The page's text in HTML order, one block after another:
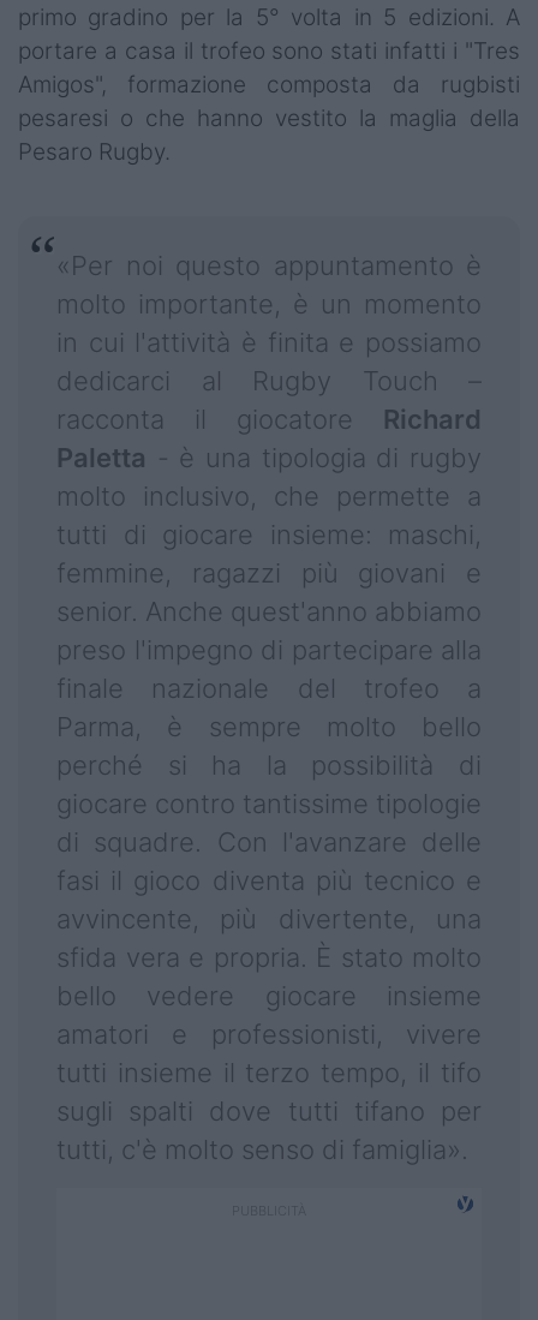
primo gradino per la 5° volta in 5 edizioni. A
portare a casa il trofeo sono stati infatti i "Tres
Amigos", formazione composta da rugbisti
pesaresi o che hanno vestito la maglia della
Pesaro Rugby.
«Per noi questo appuntamento è
molto importante, è un momento
in cui l'attività è finita e possiamo
dedicarci al Rugby Touch –
racconta il giocatore Richard
Paletta - è una tipologia di rugby
molto inclusivo, che permette a
tutti di giocare insieme: maschi,
femmine, ragazzi più giovani e
senior. Anche quest'anno abbiamo
preso l'impegno di partecipare alla
finale nazionale del trofeo a
Parma, è sempre molto bello
perché si ha la possibilità di
giocare contro tantissime tipologie
di squadre. Con l'avanzare delle
fasi il gioco diventa più tecnico e
avvincente, più divertente, una
sfida vera e propria. È stato molto
bello vedere giocare insieme
amatori e professionisti, vivere
tutti insieme il terzo tempo, il tifo
sugli spalti dove tutti tifano per
tutti, c'è molto senso di famiglia».